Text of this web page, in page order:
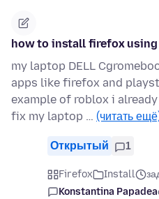
how to install firefox using
my laptop DELL
apps like firefox and
example of roblox i
fix my laptop … (читать
Открытый 1
Firefox Install
Konstantina Papadea